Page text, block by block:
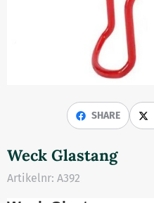
SHARE
Weck Glastang
Artikelnr: A392